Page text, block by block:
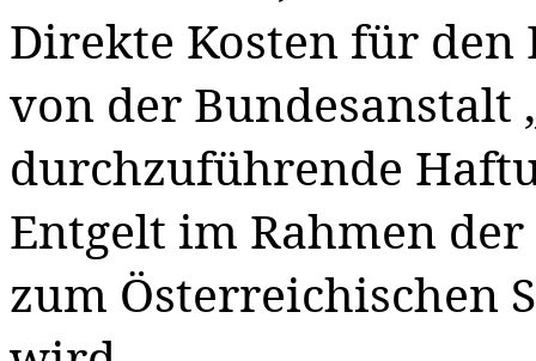
Direkte Kosten für den
von der Bundesanstalt
durchzuführende
Entgelt im Rahmen
zum Österreichischen